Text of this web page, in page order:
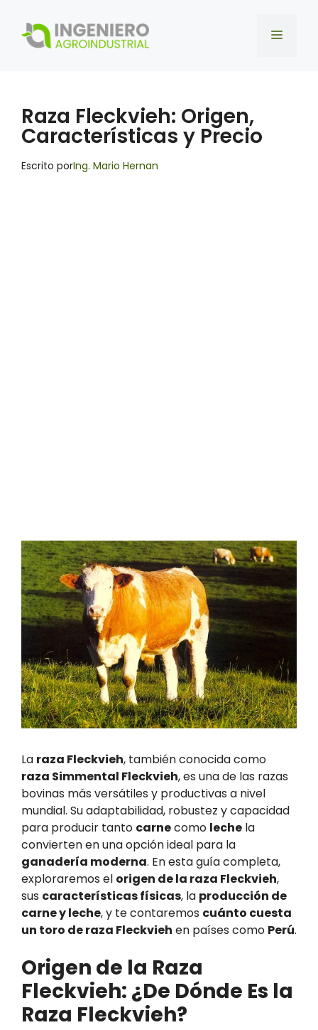
contenido
Menú
Raza Fleckvieh: Origen,
Características y Precio
Escrito porIng. Mario Hernan
La raza Fleckvieh, también conocida como
raza Simmental Fleckvieh, es una de las razas
bovinas más versátiles y productivas a nivel
mundial. Su adaptabilidad, robustez y capacidad
para producir tanto carnecomo leche la
convierten en una opción ideal para la
ganadería moderna. En esta guía completa,
exploraremos el origen de la raza Fleckvieh,
sus características físicas, la producción de
carne y leche, y te contaremos cuánto cuesta
un toro de raza Fleckvieh en países como Perú.
Origen de la Raza
Fleckvieh: ¿De Dónde Es la
Raza Fleckvieh?